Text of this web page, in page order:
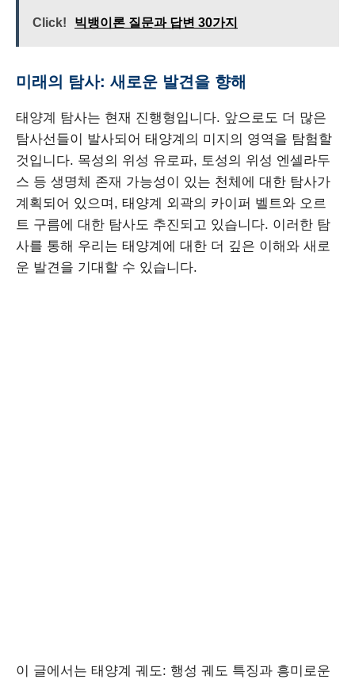
Click! 빅뱅이론 질문과 답변 30가지
미래의 탐사: 새로운 발견을 향해
태양계 탐사는 현재 진행형입니다. 앞으로도 더 많은
탐사선들이 발사되어 태양계의 미지의 영역을 탐험할
것입니다. 목성의 위성 유로파, 토성의 위성 엔셀라두
스 등 생명체 존재 가능성이 있는 천체에 대한 탐사가
계획되어 있으며, 태양계 외곽의 카이퍼 벨트와 오르
트 구름에 대한 탐사도 추진되고 있습니다. 이러한 탐
사를 통해 우리는 태양계에 대한 더 깊은 이해와 새로
운 발견을 기대할 수 있습니다.
이 글에서는 태양계 궤도: 행성 궤도 특징과 흥미로운